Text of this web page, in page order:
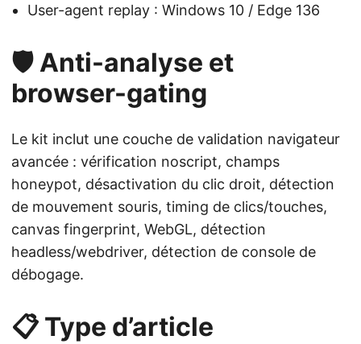
User-agent replay : Windows 10 / Edge 136
🛡️ Anti-analyse et
browser-gating
Le kit inclut une couche de validation navigateur
avancée : vérification noscript, champs
honeypot, désactivation du clic droit, détection
de mouvement souris, timing de clics/touches,
canvas fingerprint, WebGL, détection
headless/webdriver, détection de console de
débogage.
📋 Type d’article